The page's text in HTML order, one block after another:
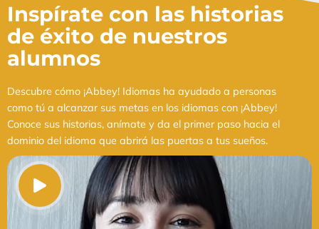
Inspírate con las historias
de éxito de nuestros
alumnos
Descubre cómo ¡Abbey! Idiomas ha ayudado a personas
como tú a alcanzar sus metas en los idiomas con ¡Abbey!
Conoce sus historias, anímate y da el primer paso hacia el
dominio del idioma que abrirá las puertas a tus sueños.